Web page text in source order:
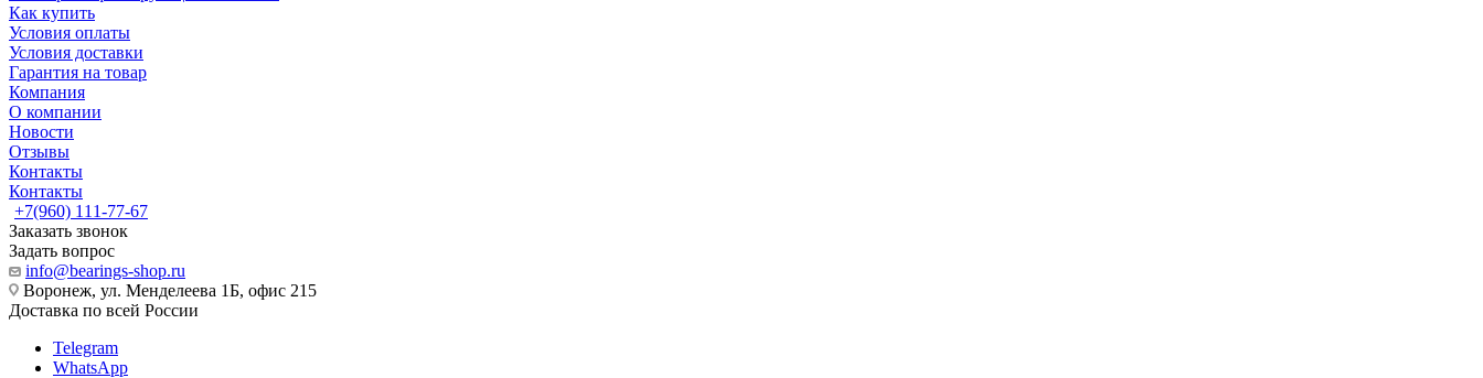
Как купить
Условия оплаты
Условия доставки
Гарантия на товар
Компания
О компании
Новости
Отзывы
Контакты
Контакты
+7(960) 111-77-67
Заказать звонок
Задать вопрос
info@bearings-shop.ru
Воронеж, ул. Менделеева 1Б, офис 215
Доставка по всей России
Telegram
WhatsApp